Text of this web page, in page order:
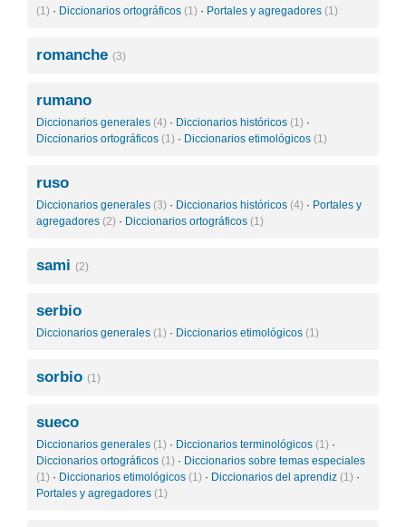
(1) · Diccionarios ortográficos (1) · Portales y agregadores (1)
romanche (3)
rumano
Diccionarios generales (4) · Diccionarios históricos (1) ·
Diccionarios ortográficos (1) · Diccionarios etimológicos (1)
ruso
Diccionarios generales (3) · Diccionarios históricos (4) · Portales y
agregadores (2) · Diccionarios ortográficos (1)
sami (2)
serbio
Diccionarios generales (1) · Diccionarios etimológicos (1)
sorbio (1)
sueco
Diccionarios generales (1) · Diccionarios terminológicos (1) ·
Diccionarios ortográficos (1) · Diccionarios sobre temas especiales
(1) · Diccionarios etimológicos (1) · Diccionarios del aprendiz (1) ·
Portales y agregadores (1)